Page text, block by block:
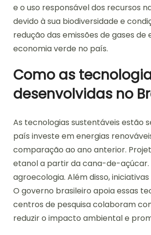
e o uso responsável dos recursos
devido à sua biodiversidade e
redução das emissões de gases
economia verde no país.
Como as
desenvolvidas no
As tecnologias sustentáveis estão
país investe em energias
comparação ao ano anterior.
etanol a partir da cana-de-
agroecologia. Além disso,
O governo brasileiro apoia essas
centros de pesquisa colaboram
reduzir o impacto ambiental e